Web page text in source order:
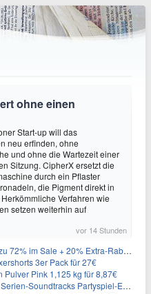
ohne einen
Start-up will das
neu erfinden, ohne
und ohne die Wartezeit einer
Sitzung. CipherX ersetzt die
durch ein Pflaster
die Pigment direkt in
Verfahren wie
setzen weiterhin auf
vor 14 Stunden
im Sale + 20% Extra-Rabatt dank Gutschein
3er Pack für 27€
Pulver Pink 1,125 kg für 8,87€
Partyspiel-Erweiterung für 6,99€